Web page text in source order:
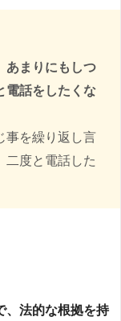
あまりにもしつ
電話をしたくな
事を繰り返し言
二度と電話した
、法的な根拠を持